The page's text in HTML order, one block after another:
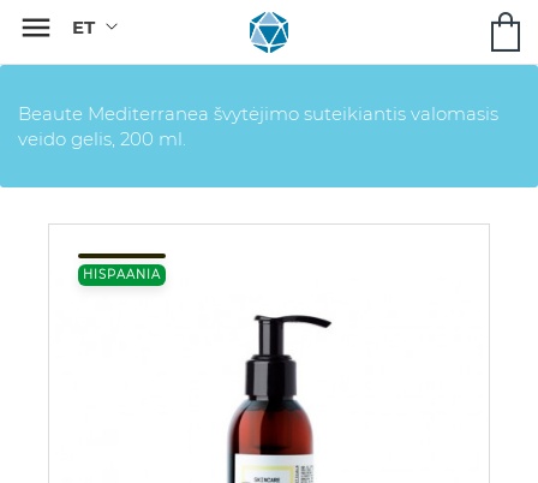

Beaute Mediterranea švytėjimo suteikiantis valomasis
veido gelis, 200 ml.
HISPAANIA